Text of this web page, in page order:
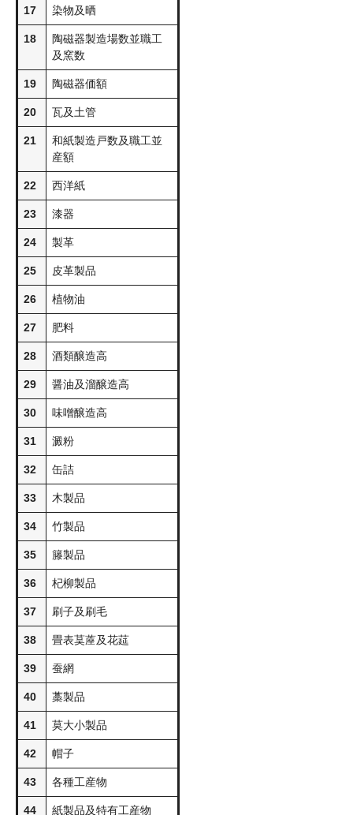
17 染物及晒
18
陶磁器製造場数並職工
及窯数
19 陶磁器価額
20 瓦及土管
21
和紙製造戸数及職工並
産額
22 西洋紙
23 漆器
24 製革
25 皮革製品
26 植物油
27 肥料
28 酒類醸造高
29 醤油及溜醸造高
30 味噌醸造高
31 澱粉
32 缶詰
33 木製品
34 竹製品
35 籐製品
36 杞柳製品
37 刷子及刷毛
38 畳表茣蓙及花莚
39 蚕網
40 藁製品
41 莫大小製品
42 帽子
43 各種工産物
44 紙製品及特有工産物